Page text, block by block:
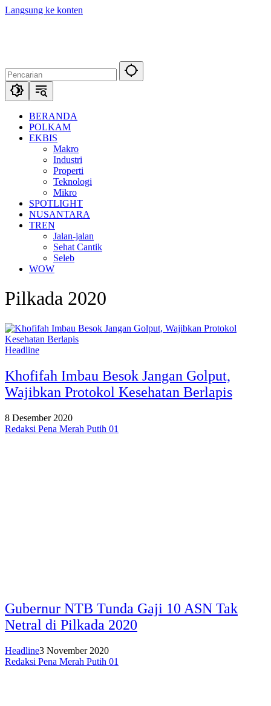
Langsung ke konten
BERANDA
POLKAM
EKBIS
Makro
Industri
Properti
Teknologi
Mikro
SPOTLIGHT
NUSANTARA
TREN
Jalan-jalan
Sehat Cantik
Seleb
WOW
Pilkada 2020
Headline
Khofifah Imbau Besok Jangan Golput,
Wajibkan Protokol Kesehatan Berlapis
8 Desember 2020
Redaksi Pena Merah Putih 01
Gubernur NTB Tunda Gaji 10 ASN Tak
Netral di Pilkada 2020
Headline3 November 2020
Redaksi Pena Merah Putih 01